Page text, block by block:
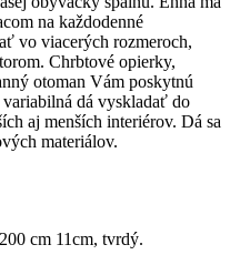
na každodenné
vo viacerých rozmeroch,
Chrbtové opierky,
otoman Vám poskytnú
dá vyskladať do
aj menších interiérov. Dá sa
materiálov.
cm 11cm, tvrdý.